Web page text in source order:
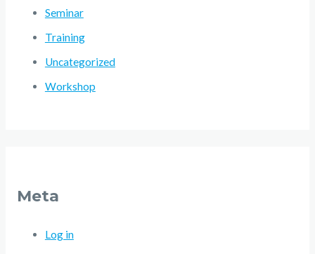
Seminar
Training
Uncategorized
Workshop
Meta
Log in